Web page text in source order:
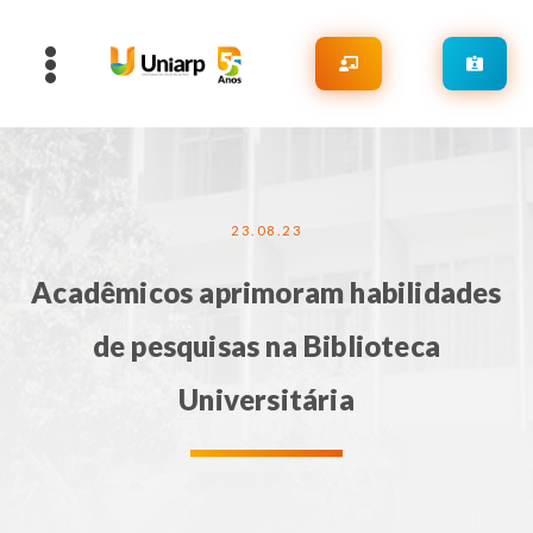
23.08.23
Acadêmicos aprimoram habilidades
de pesquisas na Biblioteca
Universitária